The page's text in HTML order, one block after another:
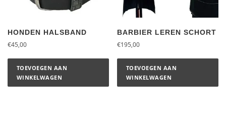
HONDEN HALSBAND
€45,00
TOEVOEGEN AAN
WINKELWAGEN
BARBIER LEREN SCHORT
€195,00
TOEVOEGEN AAN
WINKELWAGEN